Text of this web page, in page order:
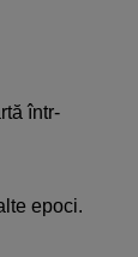
într-
epoci.